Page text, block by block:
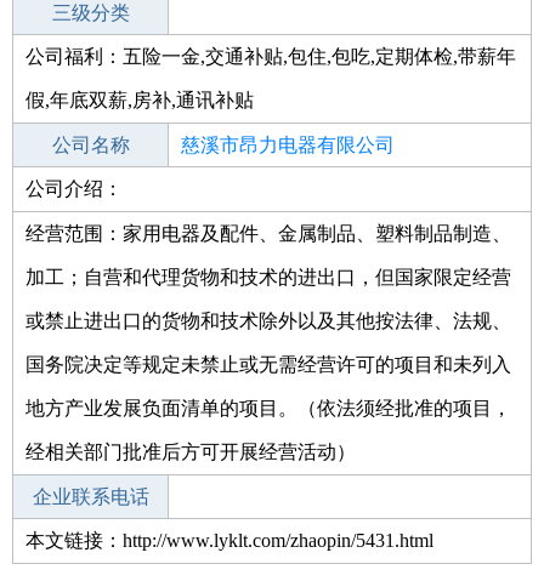
二级分类
三级分类
其他行业
公司福利：五险一金,交通补贴,包住,包吃,定期体检,带薪年
假,年底双薪,房补,通讯补贴
公司名称 慈溪市昂力电器有限公司
公司类型
公司介绍：
经营范围：家用电器及配件、金属制品、塑料制品制造、
加工；自营和代理货物和技术的进出口，但国家限定经营
或禁止进出口的货物和技术除外以及其他按法律、法规、
国务院决定等规定未禁止或无需经营许可的项目和未列入
地方产业发展负面清单的项目。（依法须经批准的项目，
经相关部门批准后方可开展经营活动）
企业联系电话
本文链接：http://www.lyklt.com/zhaopin/5431.html